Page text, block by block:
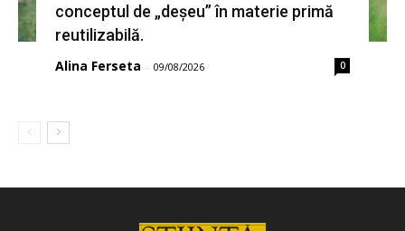
conceptul de „deșeu” în materie primă
reutilizabilă.
Alina Ferseta - 09/08/2026 0